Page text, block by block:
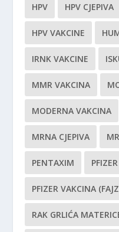
HPV HPV CJEPIVA
HPV VAKCINE
IRNK VAKCINE
MMR VAKCINA
MODERNA VAKCINA
MRNA CJEPIVA
PENTAXIM PFIZER
PFIZER VAKCINA
RAK GRLIĆA